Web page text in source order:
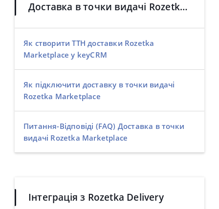
Доставка в точки видачі Rozetka Marketplace
Як створити ТТН доставки Rozetka
Marketplace у keyCRM
Як підключити доставку в точки видачі
Rozetka Marketplace
Питання-Відповіді (FAQ) Доставка в точки
видачі Rozetka Marketplace
Інтеграція з Rozetka Delivery